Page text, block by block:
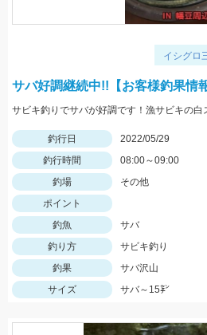
イシグロ
サバ好調継続中!!【お客様釣果
釣行日
2022/05/29
釣行時間
08:00～09:00
釣場
その他
ポイント
釣魚
サバ
釣り方
サビキ釣り
釣果
サバ沢山
サイズ
サバ～15㌢